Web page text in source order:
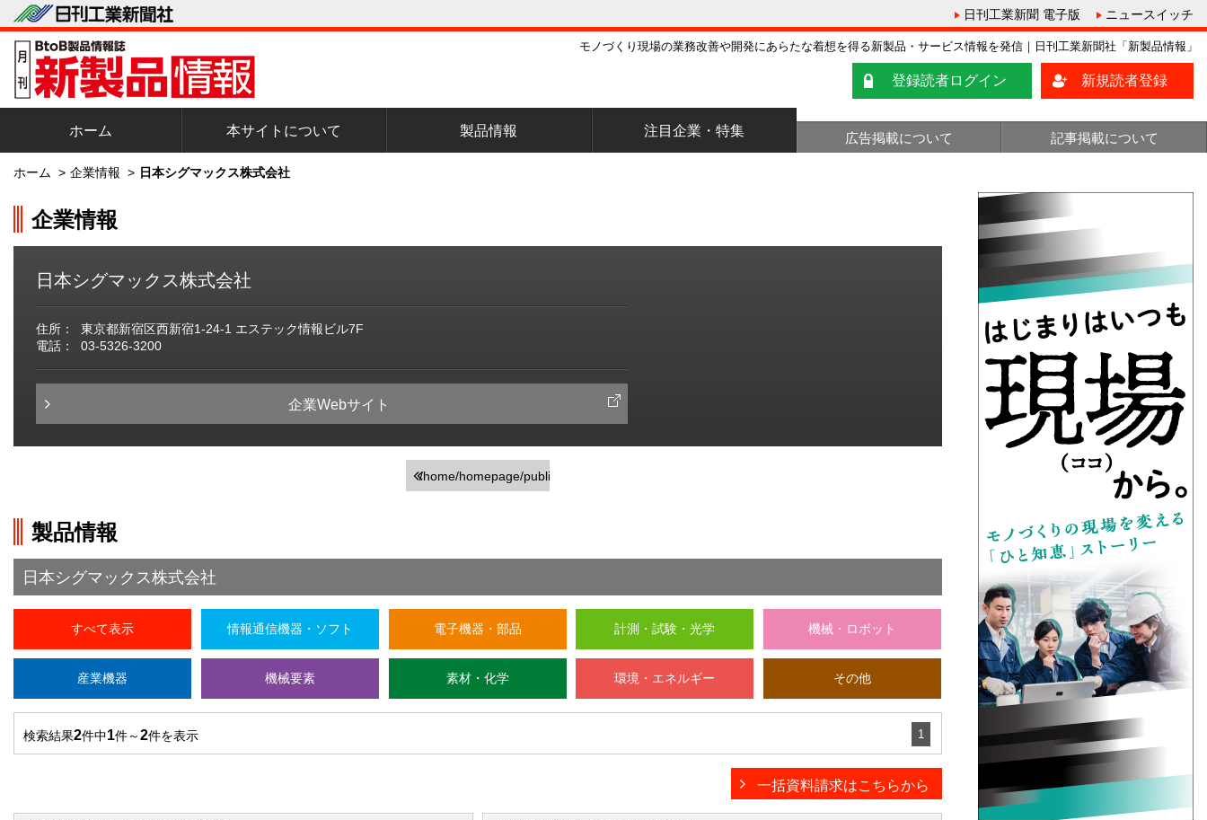
日刊工業新聞 電子版 ニュースイッチ
モノづくり現場の業務改善や開発にあらたな着想を得る新製品・サービス情報を発信｜日刊工業新聞社「新製品情報」
登録読者ログイン 新規読者登録
ホーム 本サイトについて 製品情報 注目企業・特集 広告掲載について 記事掲載について
ホーム > 企業情報 > 日本シグマックス株式会社
企業情報
日本シグマックス株式会社
住所：
東京都新宿区西新宿1-24-1 エステック情報ビル7F
電話：
03-5326-3200
企業Webサイト
/home/homepage/public_html/usr/detail_company.php
製品情報
日本シグマックス株式会社
すべて表示 情報通信機器・ソフト 電子機器・部品 計測・試験・光学 機械・ロボット
産業機器 機械要素 素材・化学 環境・エネルギー その他
検索結果2件中1件～2件を表示 1
一括資料請求はこちらから